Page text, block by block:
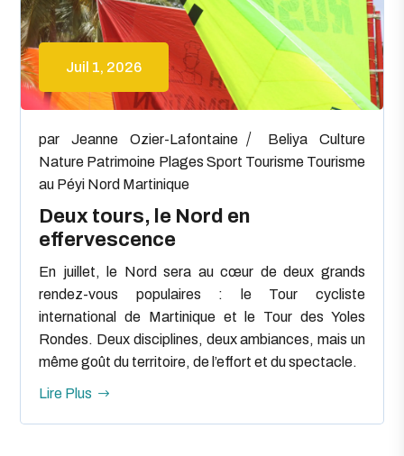
Juil 1, 2026
Deux tours, le Nord en
effervescence
parJeanne Ozier-Lafontaine Beliya
Culture
Nature Patrimoine Plages Sport Tourisme Tourisme
au Péyi Nord Martinique
En juillet, le Nord sera au cœur de deux grands
rendez-vous populaires : le Tour cycliste
international de Martinique et le Tour des Yoles
Rondes. Deux disciplines, deux ambiances, mais un
même goût du territoire, de l’effort et du spectacle.
Lire Plus